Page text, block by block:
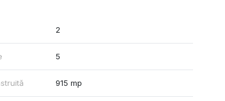
2
5
915 mp